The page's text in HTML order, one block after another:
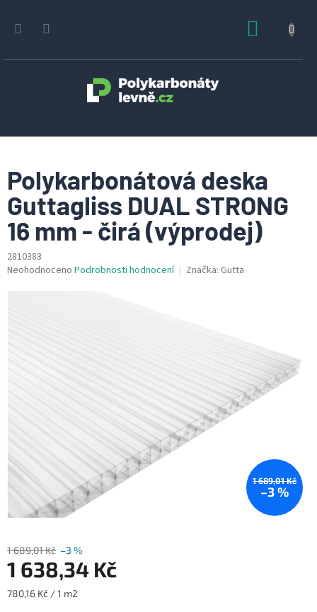
obsah
Polykarbonátová deska
Guttagliss DUAL STRONG
16 mm - čirá (výprodej)
2810383
Průměrné
Neohodnoceno Podrobnosti hodnocení Značka: Gutta
1 689,01 Kč
–3 %
1 689,01 Kč –3 %
1 638,34 Kč
Měrná
780,16 Kč / 1 m2